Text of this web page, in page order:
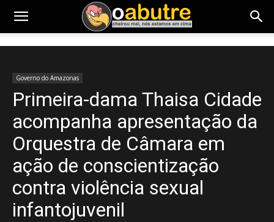
Governo do Amazonas
Primeira-dama Thaisa Cidade
acompanha apresentação da
Orquestra de Câmara em
ação de conscientização
contra violência sexual
infantojuvenil